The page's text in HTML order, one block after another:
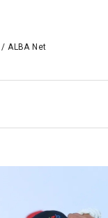
/ALBA Net